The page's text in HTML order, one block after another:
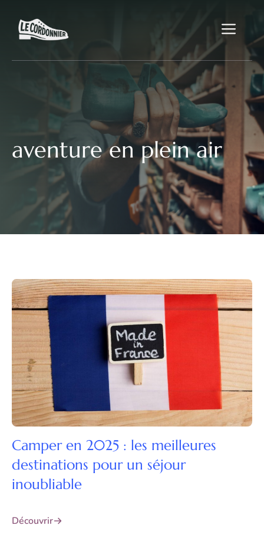
contenu
aventure en plein air
Camper en 2025 : les meilleures
destinations pour un séjour
inoubliable
Découvrir